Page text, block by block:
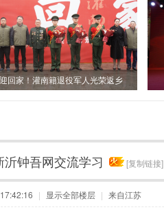
回家！灌南籍退役军人光荣返乡
钟吾网交流学习 [复制链接]
| 显示全部楼层 | 来自江苏